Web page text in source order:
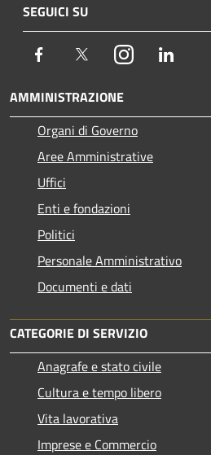
SEGUICI SU
Facebook TwitterInstagram
AMMINISTRAZIONE
Organi di Governo
Aree Amministrative
Uffici
Enti e fondazioni
Politici
Personale Amministrativo
Documenti e dati
CATEGORIE DI SERVIZIO
Anagrafe e stato civile
Cultura e tempo libero
Vita lavorativa
Imprese e Commercio